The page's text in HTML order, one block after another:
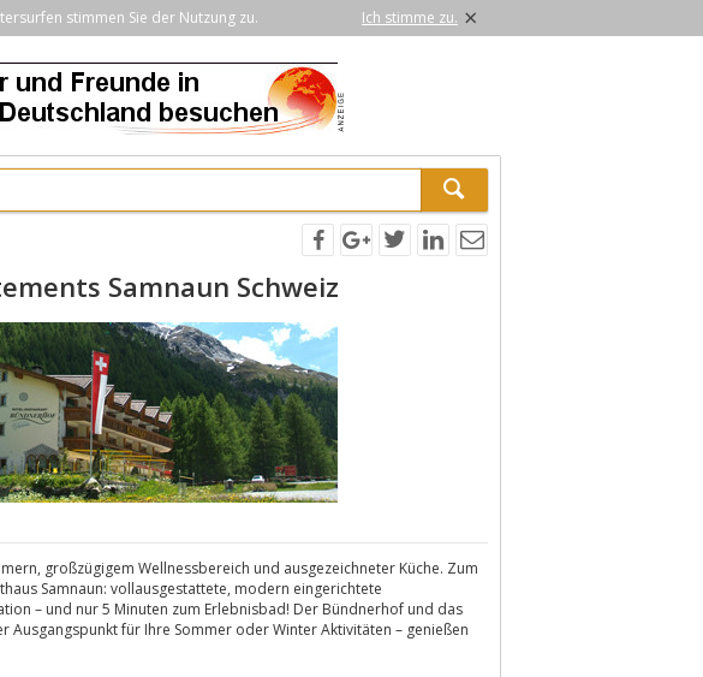
stimmen Sie der Nutzung zu. Ich stimme zu. ×
Samnaun Schweiz
großzügigem Wellnessbereich und ausgezeichneter Küche. Zum
Samnaun: vollausgestattete, modern eingerichtete
– und nur 5 Minuten zum Erlebnisbad! Der Bündnerhof und das
für Ihre Sommer oder Winter Aktivitäten – genießen